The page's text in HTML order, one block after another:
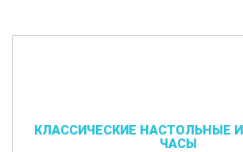
КЛАССИЧЕСКИЕ НАСТОЛЬНЫЕ
ЧАСЫ